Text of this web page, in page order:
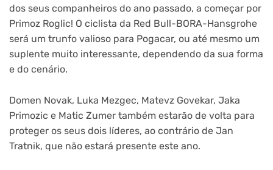
dos seus companheiros do ano passado, a começar por
Primoz Roglic! O ciclista da Red Bull-BORA-Hansgrohe
será um trunfo valioso para Pogacar, ou até mesmo um
suplente muito interessante, dependendo da sua forma
e do cenário.
Domen Novak, Luka Mezgec, Matevz Govekar, Jaka
Primozic e Matic Zumer também estarão de volta para
proteger os seus dois líderes, ao contrário de Jan
Tratnik, que não estará presente este ano.